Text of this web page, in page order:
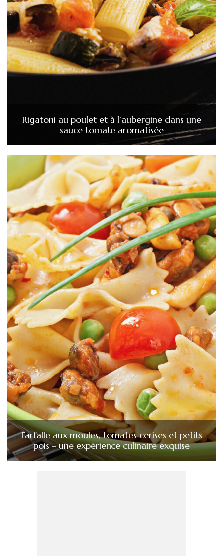
Rigatoni au poulet et à l’aubergine dans une
sauce tomate aromatisée
Farfalle aux moules, tomates cerises et petits
pois – une expérience culinaire exquise